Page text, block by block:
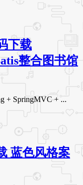
下载
整合图书馆
+ SpringMVC + ...
蓝色风格案